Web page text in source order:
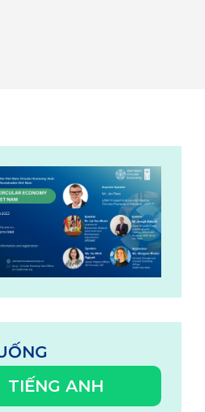
TIẾNG ANH